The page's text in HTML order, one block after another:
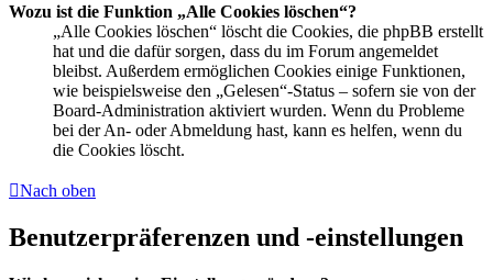
Wozu ist die Funktion „Alle Cookies löschen“?
„Alle Cookies löschen“ löscht die Cookies, die phpBB erstellt
hat und die dafür sorgen, dass du im Forum angemeldet
bleibst. Außerdem ermöglichen Cookies einige Funktionen,
wie beispielsweise den „Gelesen“-Status – sofern sie von der
Board-Administration aktiviert wurden. Wenn du Probleme
bei der An- oder Abmeldung hast, kann es helfen, wenn du
die Cookies löscht.
Nach oben
Benutzerpräferenzen und -einstellungen